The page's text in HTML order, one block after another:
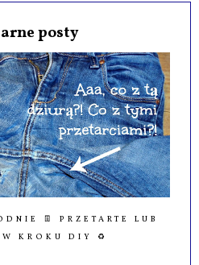
posty
👖 PRZETARTE LUB
W KROKU DIY ♻️